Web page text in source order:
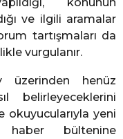
konunun
ve ilgili aramalar
tartışmaları da
vurgulanır.
üzerinden henüz
belirleyeceklerini
yeni
bültenine